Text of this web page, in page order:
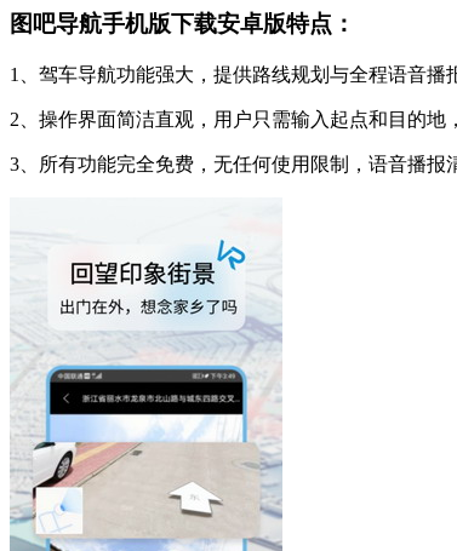
图吧导航手机版下载安卓版特点：
1、驾车导航功能强大，提供路线规划与全程语音
2、操作界面简洁直观，用户只需输入起点和目的地
3、所有功能完全免费，无任何使用限制，语音播报